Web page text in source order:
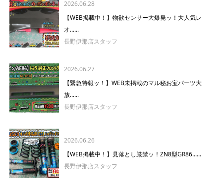
2026.06.28
【WEB掲載中！】物欲センサー大爆発ッ！大人気レ
オ......
長野伊那店スタッフ
2026.06.27
【緊急特報ッ！】WEB未掲載のマル秘お宝パーツ大
放......
長野伊那店スタッフ
2026.06.26
【WEB掲載中！】見落とし厳禁ッ！ZN8型GR86......
長野伊那店スタッフ